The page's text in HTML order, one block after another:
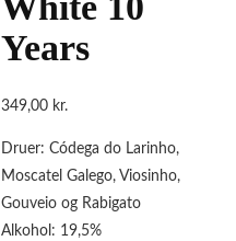
Years
349,00 kr.
Druer: Códega do Larinho,
Moscatel Galego, Viosinho,
Gouveio og Rabigato
Alkohol: 19,5%